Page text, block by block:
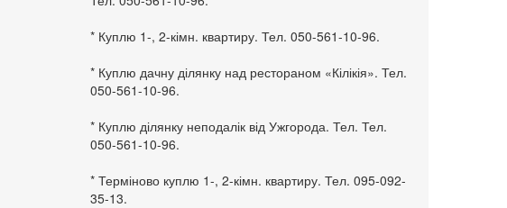
* Куплю 1-, 2-кімн. квартиру. Тел. 050-561-10-96.
* Куплю дачну ділянку над рестораном «Кілікія». Тел.
050-561-10-96.
* Куплю ділянку неподалік від Ужгорода. Тел. Тел.
050-561-10-96.
* Терміново куплю 1-, 2-кімн. квартиру. Тел. 095-092-
35-13.